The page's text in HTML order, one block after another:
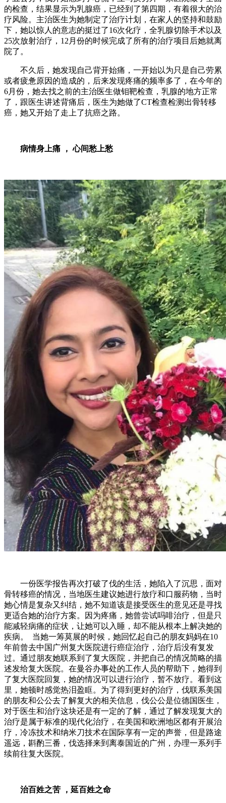
的检查，结果显示为乳腺癌，已经到了第四期，有着很大的治
疗风险。主治医生为她制定了治疗计划，在家人的坚持和鼓励
下，她以惊人的意志的挺过了16次化疗，全乳腺切除手术以及
25次放射治疗，12月份的时候完成了所有的治疗项目后她就离
院了。
不久后，她发现自己背开始痛，一开始以为只是自己劳累
或者疲惫原因的造成的，后来发现疼痛的频率多了，在今年的
6月份，她去找之前的主治医生做钼靶检查，乳腺的地方正常
了，跟医生讲述背痛后，医生为她做了CT检查检测出骨转移
癌，她又开始了走上了抗癌之路。
病情身上痛 ， 心间愁上愁
一份医学报告再次打破了伐的生活，她陷入了沉思，面对
骨转移癌的情况，当地医生建议她进行放疗和口服药物，当时
她心情是复杂又纠结，她不知道该是接受医生的意见还是寻找
更适合她的治疗方案。因为疼痛，她曾尝试吗啡治疗，但是只
能减轻病痛的症状，让她可以入睡，却不能从根本上解决她的
疾病。 当她一筹莫展的时候，她回忆起自己的朋友妈妈在10
年前曾去中国广州复大医院进行癌症治疗，治疗后没有复发
过。通过朋友她联系到了复大医院，并把自己的情况简略的描
述发给复大医院。在曼谷办事处的工作人员的帮助下，她得到
了复大医院回复，她的情况可以进行治疗，暂不放疗。看到这
里，她顿时感觉热泪盈眶。为了得到更好的治疗，伐联系美国
的朋友和公公去了解复大的相关信息，伐公公是位德国医生，
对于医生和治疗这块还是有一定的了解，通过了解发现复大的
治疗是属于标准的现代化治疗，在美国和欧洲地区都有开展治
疗，冷冻技术和纳米刀技术在国际享有一定的声誉，但是路途
遥远，斟酌三番，伐选择来到离泰国近的广州，办理一系列手
续前往复大医院。
治百姓之苦 ，延百姓之命